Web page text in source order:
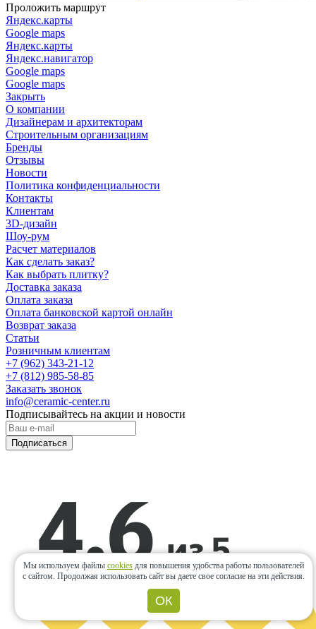
Проложить маршрут
Яндекс.карты
Google maps
Яндекс.карты
Яндекс.навигатор
Google maps
Google maps
Закрыть
О компании
Дизайнерам и архитекторам
Строительным организациям
Бренды
Отзывы
Новости
Политика конфиденциальности
Контакты
Клиентам
3D-дизайн
Шоу-рум
Расчет материалов
Как сделать заказ?
Как выбрать плитку?
Доставка заказа
Оплата заказа
Оплата банковской картой онлайн
Возврат заказа
Статьи
Розничным клиентам
+7 (962) 343-21-12
+7 (812) 985-58-85
Заказать звонок
info@ceramic-center.ru
Подписывайтесь на акции и новости
Подписаться
Мы используем файлы cookies для повышения удобства работы пользователей
с сайтом. Продолжая использовать сайт вы даете свое согласие на эти действия.
ОК